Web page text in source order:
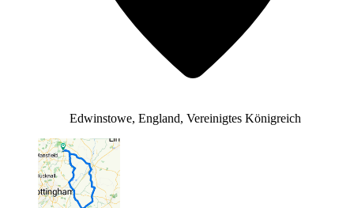
Edwinstowe, England, Vereinigtes Königreich